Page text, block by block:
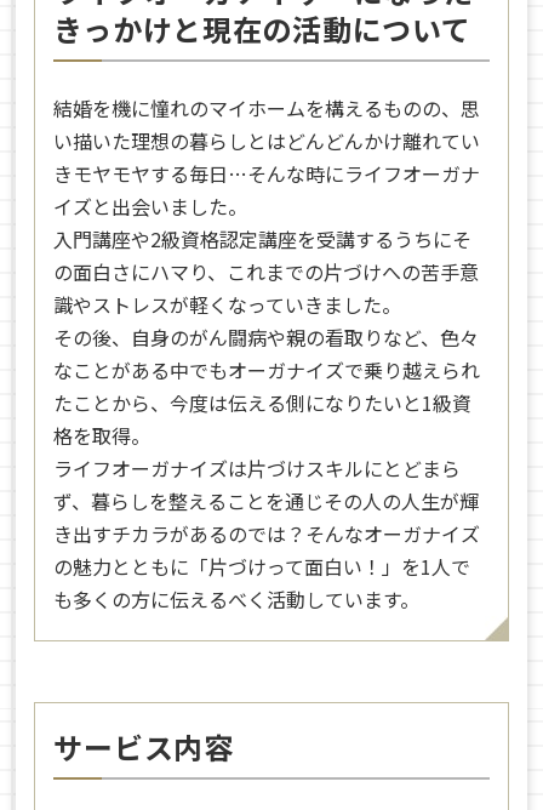
きっかけと現在の活動について
結婚を機に憧れのマイホームを構えるものの、思
い描いた理想の暮らしとはどんどんかけ離れてい
きモヤモヤする毎日…そんな時にライフオーガナ
イズと出会いました。
入門講座や2級資格認定講座を受講するうちにそ
の面白さにハマり、これまでの片づけへの苦手意
識やストレスが軽くなっていきました。
その後、自身のがん闘病や親の看取りなど、色々
なことがある中でもオーガナイズで乗り越えられ
たことから、今度は伝える側になりたいと1級資
格を取得。
ライフオーガナイズは片づけスキルにとどまら
ず、暮らしを整えることを通じその人の人生が輝
き出すチカラがあるのでは？そんなオーガナイズ
の魅力とともに「片づけって面白い！」を1人で
も多くの方に伝えるべく活動しています。
サービス内容